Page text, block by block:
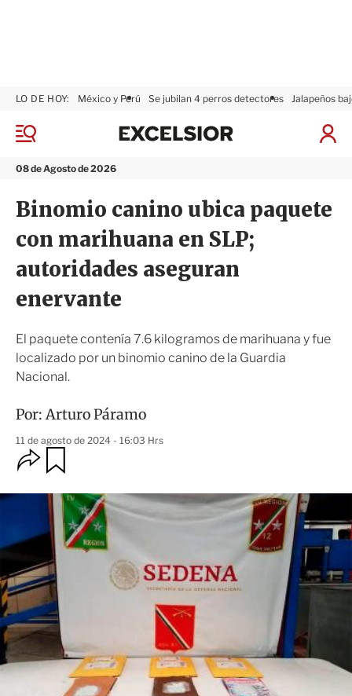
M
n
08 de Agosto de 2026
LO DE HOY: México y Perú Se jubilan 4 perros detectores Jalapeños
I
a
x
i
o
r
Binomio canino ubica paquete
con marihuana en SLP;
autoridades aseguran
enervante
El paquete contenía 7.6 kilogramos de marihuana y fue
localizado por un binomio canino de la Guardia
Nacional.
Por:Arturo Páramo
11 de agosto de 2024 - 16:03 Hrs
O
p
i
o
n
s
d
e
c
o
m
a
r
d
a
r